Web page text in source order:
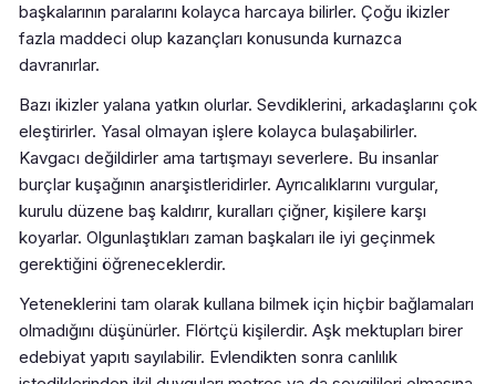
başkalarının paralarını kolayca harcaya bilirler. Çoğu ikizler
fazla maddeci olup kazançları konusunda kurnazca
davranırlar.
Bazı ikizler yalana yatkın olurlar. Sevdiklerini, arkadaşlarını çok
eleştirirler. Yasal olmayan işlere kolayca bulaşabilirler.
Kavgacı değildirler ama tartışmayı severlere. Bu insanlar
burçlar kuşağının anarşistleridirler. Ayrıcalıklarını vurgular,
kurulu düzene baş kaldırır, kuralları çiğner, kişilere karşı
koyarlar. Olgunlaştıkları zaman başkaları ile iyi geçinmek
gerektiğini öğreneceklerdir.
Yeteneklerini tam olarak kullana bilmek için hiçbir bağlamaları
olmadığını düşünürler. Flörtçü kişilerdir. Aşk mektupları birer
edebiyat yapıtı sayılabilir. Evlendikten sonra canlılık